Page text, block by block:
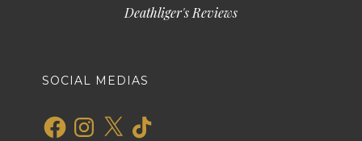
Deathliger's Reviews
SOCIAL MEDIAS
FacebookInstagram
X TikTok